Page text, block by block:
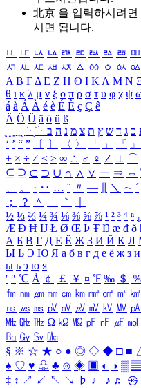
北京 을 입력하시려면
시면 됩니다.
ㅥ ㅦ ㅧ ㅨ ㅩ ㅪ ㅫ ㅬ ㅭ ㅮ
ㅺ ㅻ ㅼ ㅽ ㅾ ㅿ ㆀ ㆁ ㆂ ㆃ
Α Β ΓΔ Ε Ζ Η Θ Ι ΚΛ Μ Ν
θ ι κ λ μ ν ξ ο π ρ σ τ υ φ χ ψ
á à Á À é è É È ç Ç ê
Ä Ö Ü ä ö ü ß
ִֶֹ ֻּ ׁׂ כ ג ד ש ץ ת צ מ נ ה ב
‘ ’ “ ” 〔 〕 〈 〉 「 」 『 』
± × ÷ ≠ ≤ ≥ ∞ ∴ ♂ ♀ ∠ ⊥ ⌒
⊆ ⊇ ⊂ ⊃ ∪ ∩ ∧ ∨ ￢ ⇒ ⇔
、
。 · ‥ … ¨ 〃 ― ＼ ∼ ´
；
？ ＾ ｀
½ ⅓ ⅔ ¼ ¾ ⅛ ⅜ ⅝ ⅞ ¹ ² ³ ⁴ ⁿ ₁
Æ Ð Ħ Ĳ Ł Ø Œ Þ Ŧ Ŋ æ đ ð
А Б В Г Д Е Ё Ж З И Й К Л
Ы Ь Э Ю Я а б в г д е ё ж з и
ы ь э ю я
′ ″ ℃ Å ￠ ￡ ￥ ¤ ℉ ‰ ＄ ％
㎙ ㎚ ㎛ ㎜ ㎝ ㎞ ㎟ ㎠ ㎡ ㎢
㎱ ㎲ ㎳ ㎴ ㎵ ㎶ ㎷ ㎸ ㎹ ㎀
㎒ ㎓ ㎔ Ω ㏀ ㏁ ㎊ ㎋ ㎌ ㏖
㏃ ㏉ ㏜ ㏆
§ ※ ☆ ★ ○ ● ◎ ◇ ◆ □ ■
♠ ♡ ♥ ♧ ♣ ⊙ ◈ ▣ ◐ ◑ ▒
‡ ↕ ↗ ↙ ↖ ↘ ♭ ♩ ♪ ♬ ㉿